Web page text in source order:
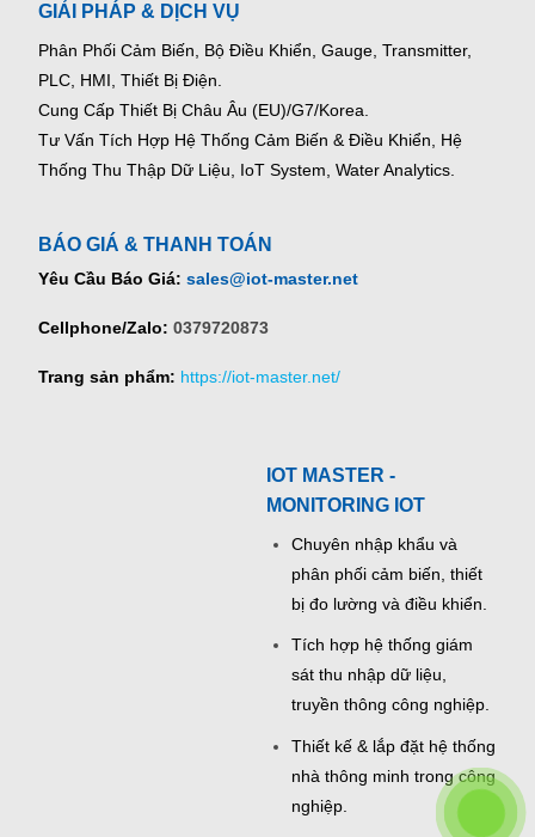
GIẢI PHÁP & DỊCH VỤ
Phân Phối Cảm Biến, Bộ Điều Khiển, Gauge, Transmitter,
PLC, HMI, Thiết Bị Điện.
Cung Cấp Thiết Bị Châu Âu (EU)/G7/Korea.
Tư Vấn Tích Hợp Hệ Thống Cảm Biến & Điều Khiển, Hệ
Thống Thu Thập Dữ Liệu, IoT System, Water Analytics.
BÁO GIÁ & THANH TOÁN
Yêu Cầu Báo Giá: sales@iot-master.net
Cellphone/Zalo: 0379720873
Trang sản phẩm: https://iot-master.net/
IOT MASTER -
MONITORING IOT
Chuyên nhập khẩu và
phân phối cảm biến, thiết
bị đo lường và điều khiển.
Tích hợp hệ thống giám
sát thu nhập dữ liệu,
truyền thông công nghiệp.
Thiết kế & lắp đặt hệ thống
nhà thông minh trong công
nghiệp.